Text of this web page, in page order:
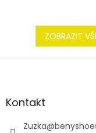
ZOBRAZIT
Z
aKontakt
Zuzka@